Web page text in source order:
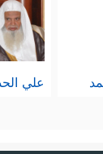
التي
انتقل القرآن
علي